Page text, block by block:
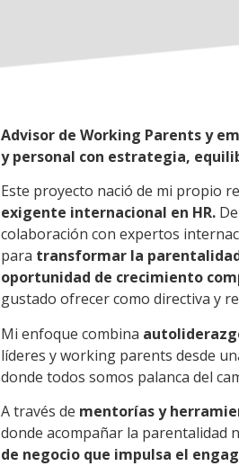
Advisor de Working Parents y
y personal con estrategia,
Este proyecto nació de mi propio
exigente internacional en HR.
colaboración con expertos
para transformar la
oportunidad de crecimiento
gustado ofrecer como directiva y
Mi enfoque combina
líderes y working parents desde
donde todos somos palanca del
A través de mentorías y
donde acompañar la parentalidad
de negocio que impulsa el